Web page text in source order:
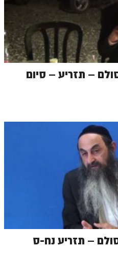
– תזריע – סיום
– תזריע נח-ס